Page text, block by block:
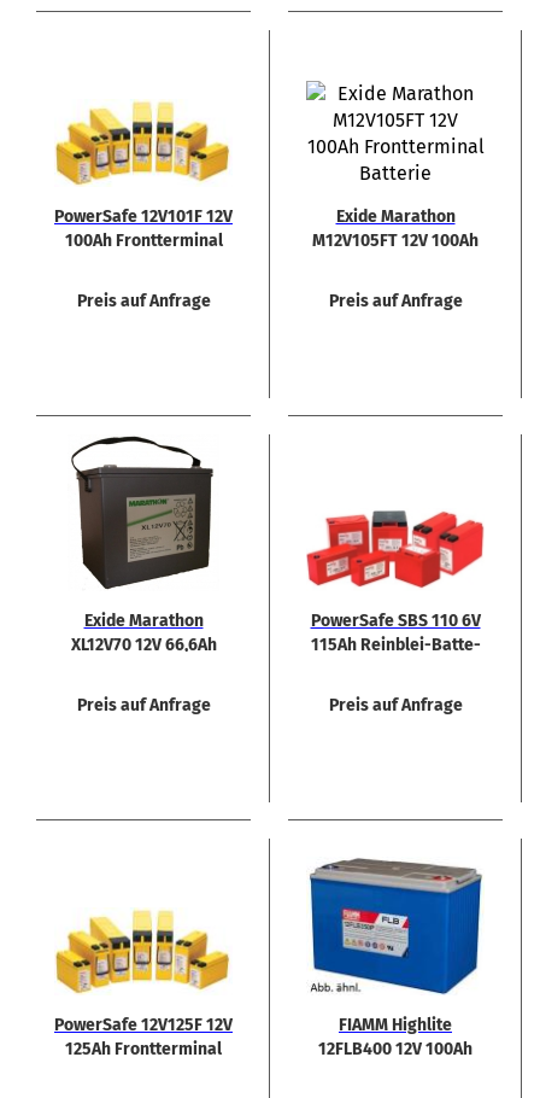
Power­Safe 12V101F 12V
100Ah Front­ter­mi­nal
Preis auf Anfrage
Exide Ma­ra­thon
M12V105FT 12V 100Ah
nal
Preis auf Anfrage
Exide Ma­ra­thon
XL12V70 12V 66,6Ah
Preis auf Anfrage
Power­Safe SBS 110 6V
115Ah Reinblei-​​Bat­te­
Preis auf Anfrage
Power­Safe 12V125F 12V
125Ah Front­ter­mi­nal
FIAMM High­li­te
12FLB400 12V 100Ah